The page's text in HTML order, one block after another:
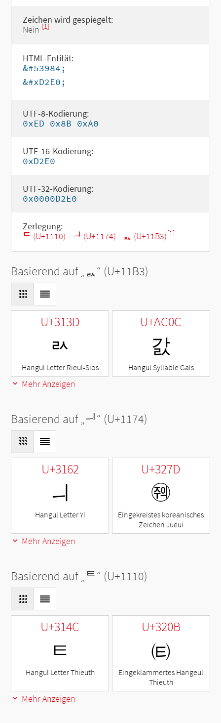
Zeichen wird gespiegelt:
Nein [1]
HTML-Entität:
&#53984;
&#xD2E0;
UTF-8-Kodierung:
0xED 0x8B 0xA0
UTF-16-Kodierung:
0xD2E0
UTF-32-Kodierung:
0x0000D2E0
Zerlegung:
ᄐ (U+1110) - ᅴ (U+1174) - ᆳ (U+11B3)[1]
Basierend auf „ᆳ“ (U+11B3)
U+313D
ㄽ
Hangul Letter Rieul-Sios
U+AC0C
갌
Hangul Syllable Gals
Mehr Anzeigen
Basierend auf „ᅴ“ (U+1174)
U+3162
ㅢ
Hangul Letter Yi
U+327D
㉽
Eingekreistes koreanisches
Zeichen Jueui
Mehr Anzeigen
Basierend auf „ᄐ“ (U+1110)
U+314C
ㅌ
Hangul Letter Thieuth
U+320B
㈋
Eingeklammertes Hangeul
Thieuth
Mehr Anzeigen